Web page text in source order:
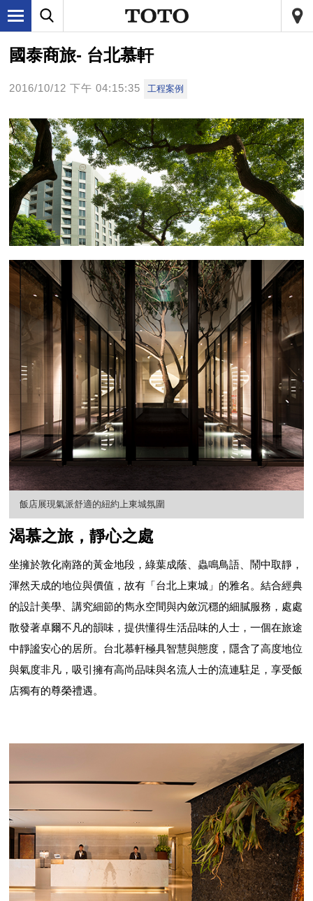
國泰商旅- 台北慕軒
2016/10/12 下午 04:15:35 工程案例
飯店展現氣派舒適的紐約上東城氛圍
渴慕之旅，靜心之處
坐擁於敦化南路的黃金地段，綠葉成蔭、蟲鳴鳥語、鬧中取靜，
渾然天成的地位與價值，故有「台北上東城」的雅名。結合經典
的設計美學、講究細節的雋永空間與內斂沉穩的細膩服務，處處
散發著卓爾不凡的韻味，提供懂得生活品味的人士，一個在旅途
中靜謐安心的居所。台北慕軒極具智慧與態度，隱含了高度地位
與氣度非凡，吸引擁有高尚品味與名流人士的流連駐足，享受飯
店獨有的尊榮禮遇。